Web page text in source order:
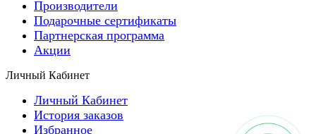
Производители
Подарочные сертификаты
Партнерская программа
Акции
Личный Кабинет
Личный Кабинет
История заказов
Избранное